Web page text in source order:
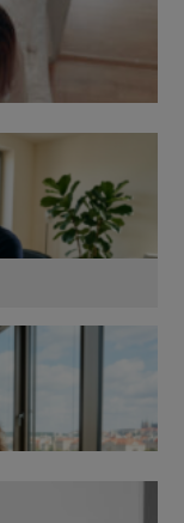
– jak na ně